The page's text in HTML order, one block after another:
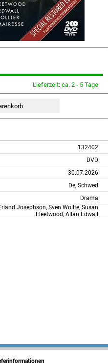
Lieferzeit: ca. 2 - 5 Tage
132402
DVD
30.07.2026
De, Schwed
Drama
Josephson, Sven Wollte, Susan
Fleetwood, Allan Edwall